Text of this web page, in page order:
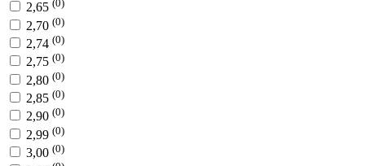
2,65 (0)
2,70 (0)
2,74 (0)
2,75 (0)
2,80 (0)
2,85 (0)
2,90 (0)
2,99 (0)
3,00 (0)